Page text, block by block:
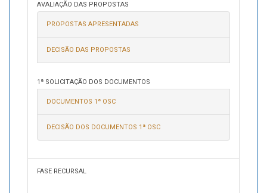
AVALIAÇÃO DAS PROPOSTAS
PROPOSTAS APRESENTADAS
DECISÃO DAS PROPOSTAS
1ª SOLICITAÇÃO DOS DOCUMENTOS
DOCUMENTOS 1ª OSC
DECISÃO DOS DOCUMENTOS 1ª OSC
FASE RECURSAL